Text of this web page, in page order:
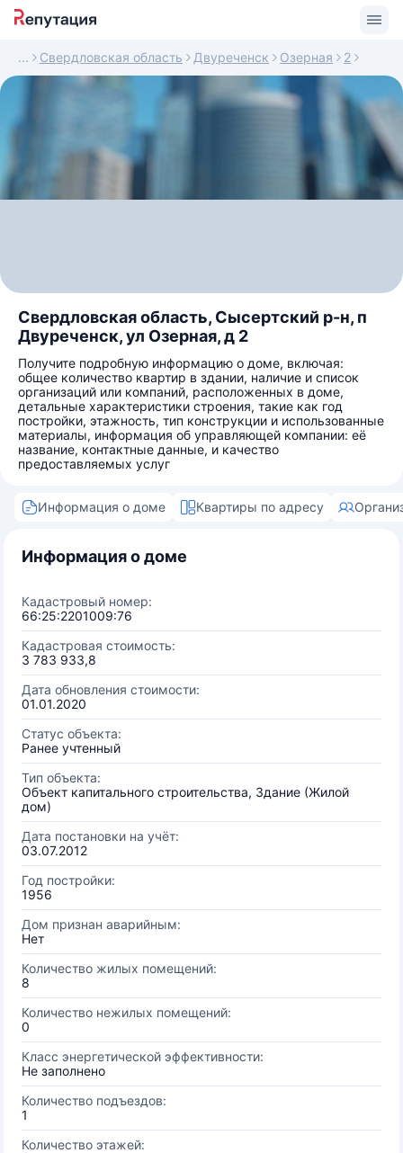
Свердловская область Двуреченск Озерная 2
Свердловская область, Сысертский р-н, п
Двуреченск, ул Озерная, д 2
Получите подробную информацию о доме, включая:
общее количество квартир в здании, наличие и список
организаций или компаний, расположенных в доме,
детальные характеристики строения, такие как год
постройки, этажность, тип конструкции и использованные
материалы, информация об управляющей компании: её
название, контактные данные, и качество
предоставляемых услуг
Информация о доме Квартиры по адресу
Информация о доме
Кадастровый номер:
66:25:2201009:76
Кадастровая стоимость:
3 783 933,8
Дата обновления стоимости:
01.01.2020
Статус объекта:
Ранее учтенный
Тип объекта:
Объект капитального строительства, Здание (Жилой
дом)
Дата постановки на учёт:
03.07.2012
Год постройки:
1956
Дом признан аварийным:
Нет
Количество жилых помещений:
8
Количество нежилых помещений:
0
Класс энергетической эффективности:
Не заполнено
Количество подъездов:
1
Количество этажей: